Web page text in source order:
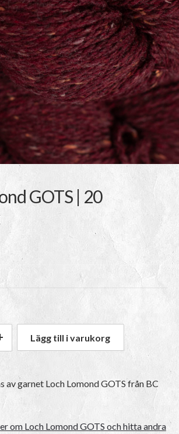
GOTS | 20
Loch Lomond GOTS | 20 Bordeaux
Lägg till i varukorg
av garnet Loch Lomond GOTS från BC
om Loch Lomond GOTS och hitta andra